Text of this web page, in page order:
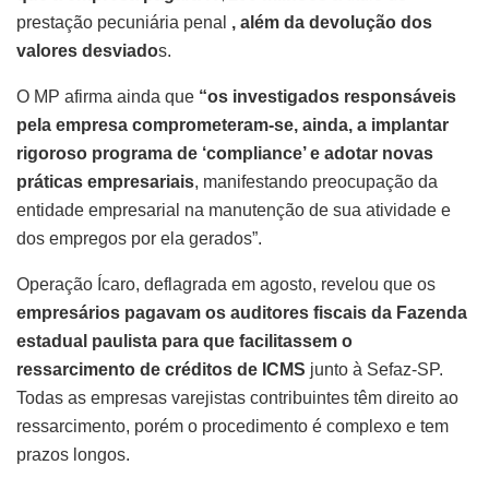
prestação pecuniária penal , além da devolução dos
valores desviados.
O MP afirma ainda que “os investigados responsáveis
pela empresa comprometeram-se, ainda, a implantar
rigoroso programa de ‘compliance’ e adotar novas
práticas empresariais, manifestando preocupação da
entidade empresarial na manutenção de sua atividade e
dos empregos por ela gerados”.
Operação Ícaro, deflagrada em agosto, revelou que os
empresários pagavam os auditores fiscais da Fazenda
estadual paulista para que facilitassem o
ressarcimento de créditos de ICMS junto à Sefaz-SP.
Todas as empresas varejistas contribuintes têm direito ao
ressarcimento, porém o procedimento é complexo e tem
prazos longos.